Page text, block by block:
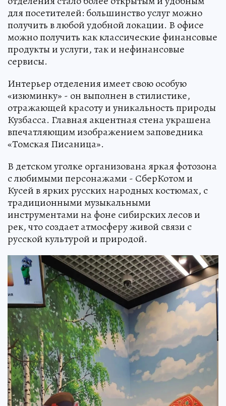
для посетителей: большинство услуг можно
получить в любой удобной локации. В офисе
можно получить как классические финансовые
продукты и услуги, так и нефинансовые
сервисы.
Интерьер отделения имеет свою особую
«изюминку» - он выполнен в стилистике,
отражающей красоту и уникальность природы
Кузбасса. Главная акцентная стена украшена
впечатляющим изображением заповедника
«Томская Писаница».
В детском уголке организована яркая фотозона
с любимыми персонажами - СберКотом и
Кусей в ярких русских народных костюмах, с
традиционными музыкальными
инструментами на фоне сибирских лесов и
рек, что создает атмосферу живой связи с
русской культурой и природой.